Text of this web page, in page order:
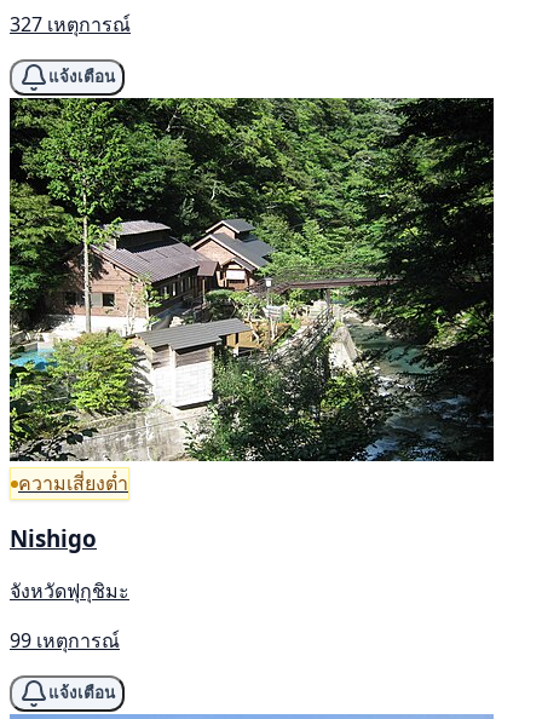
327 เหตุการณ์
แจ้งเตือน
ความเสี่ยงต่ำ
Nishigo
จังหวัดฟุกุชิมะ
99 เหตุการณ์
แจ้งเตือน